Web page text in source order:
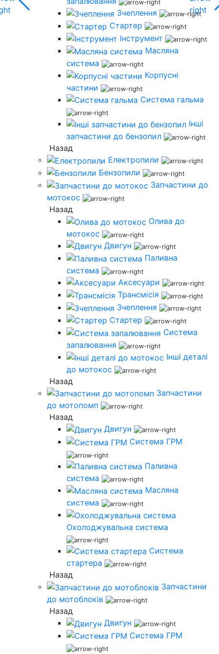
Зчеплення
Стартер
Інструмент
Масляна
система
Корпусні
частини
Система гальма
Інші
запчастини до бензопил
Назад
Електропили
Бензопили
Запчастини до
мотокос
Назад
Олива до
мотокос
Двигун
Паливна
система
Аксесуари
Трансмісія
Зчеплення
Стартер
Система
запалювання
Інші деталі
до мотокос
Назад
Запчастини
до мотопомп
Назад
Двигун
Система ГРМ
Паливна
система
Масляна
система
Охолоджувальна система
Система
стартера
Назад
Запчастини
до мотоблоків
Назад
Двигун
Система ГРМ